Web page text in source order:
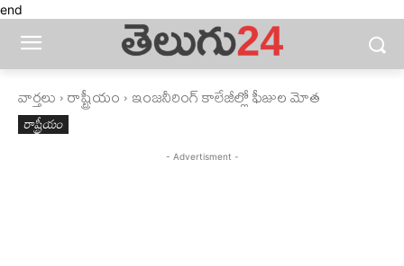
end
వార్తలు రాష్ట్రీయం ఇంజనీరింగ్‌ కాలేజీల్లో ఫీజుల మోత
రాష్ట్రీయం
- Advertisment -